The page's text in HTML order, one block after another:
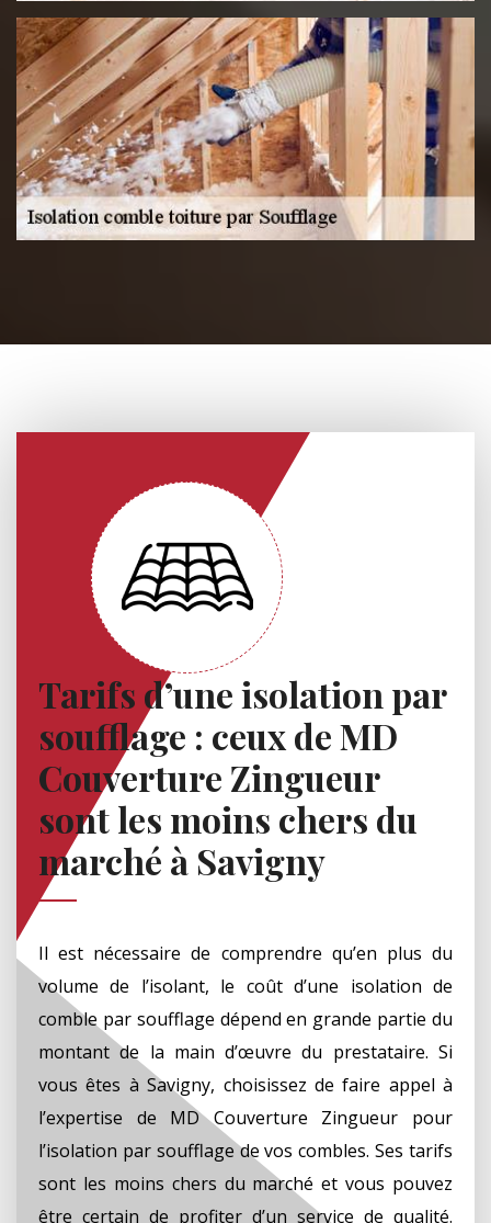
Tarifs d’une isolation par
soufflage : ceux de MD
Couverture Zingueur
sont les moins chers du
marché à Savigny
Il est nécessaire de comprendre qu’en plus du
volume de l’isolant, le coût d’une isolation de
comble par soufflage dépend en grande partie du
montant de la main d’œuvre du prestataire. Si
vous êtes à Savigny, choisissez de faire appel à
l’expertise de MD Couverture Zingueur pour
l’isolation par soufflage de vos combles. Ses tarifs
sont les moins chers du marché et vous pouvez
être certain de profiter d’un service de qualité.